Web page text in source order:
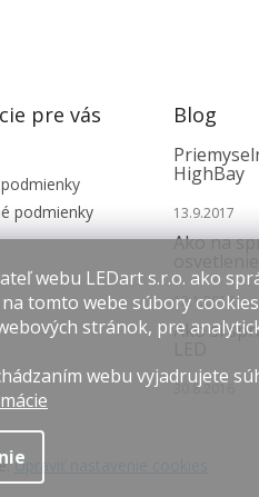
webu LEDart s.r.o. ako
tomto webe súbory
stránok, pre
webu vyjadrujete
pre vás
podmienky
Blog
HighBay
13.9.2017
Ako na
12.1.2017
Ako si
30.8.2016
Upraviť nastavenie cookies